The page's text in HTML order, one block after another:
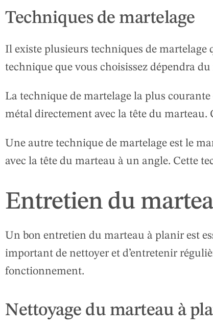
Techniques de martelage
Il existe plusieurs techniques de
technique que vous choisissez dépendra
La technique de martelage la plus
métal directement avec la tête du
Une autre technique de martelage est le
avec la tête du marteau à un angle. Cette
Entretien du
Un bon entretien du marteau à planir est
important de nettoyer et d’entretenir
fonctionnement.
Nettoyage du marteau à